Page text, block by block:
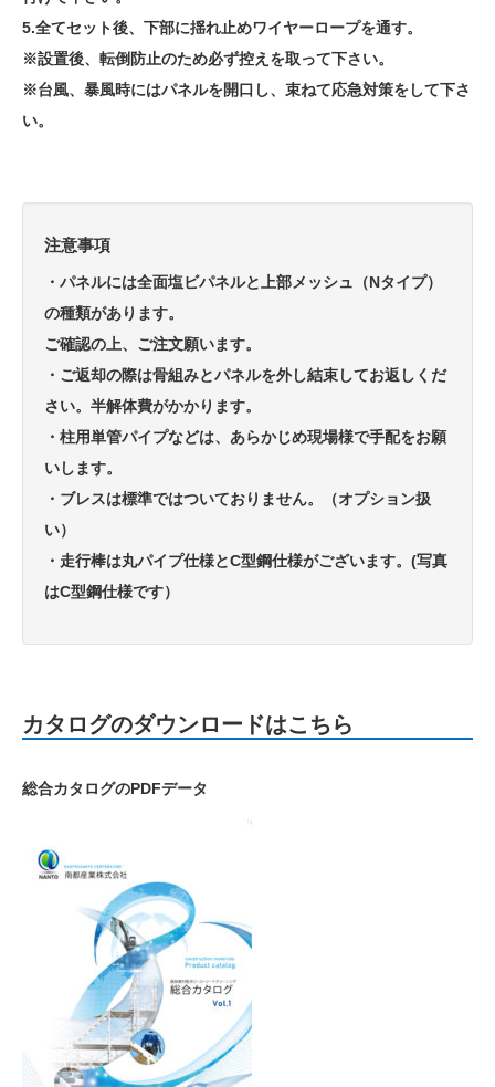
5.全てセット後、下部に揺れ止めワイヤーロープを通す。
※設置後、転倒防止のため必ず控えを取って下さい。
※台風、暴風時にはパネルを開口し、束ねて応急対策をして下さ
い。
注意事項
・パネルには全面塩ビパネルと上部メッシュ（Nタイプ）
の種類があります。
ご確認の上、ご注文願います。
・ご返却の際は骨組みとパネルを外し結束してお返しくだ
さい。半解体費がかかります。
・柱用単管パイプなどは、あらかじめ現場様で手配をお願
いします。
・ブレスは標準ではついておりません。（オプション扱
い）
・走行棒は丸パイプ仕様とC型鋼仕様がございます。(写真
はC型鋼仕様です）
カタログのダウンロードはこちら
総合カタログのPDFデータ